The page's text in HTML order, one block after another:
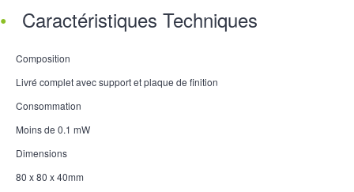
Caractéristiques Techniques
Composition
Livré complet avec support et plaque de finition
Consommation
Moins de 0.1 mW
Dimensions
80 x 80 x 40mm